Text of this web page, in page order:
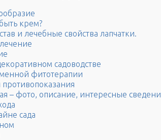
крем?
и лечебные свойства лапчатки.
садоводстве
фитотерапии
– фото, описание, интересные
сада